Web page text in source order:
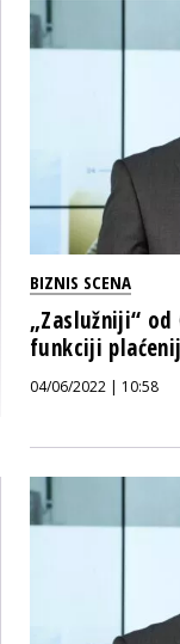
BIZNIS SCENA
„Zaslužniji“ od
funkciji
04/06/2022 | 10:58